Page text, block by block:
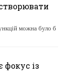
можна було б
фокус із